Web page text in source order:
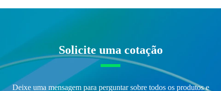
Solicite uma cotação
Deixe uma mensagem para perguntar sobre todos os produtos e